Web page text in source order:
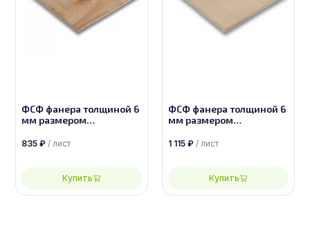
ФСФ фанера толщиной 6
мм размером
835 ₽ / лист
Купить
ФСФ фанера толщиной 6
мм размером
1 115 ₽ / лист
Купить